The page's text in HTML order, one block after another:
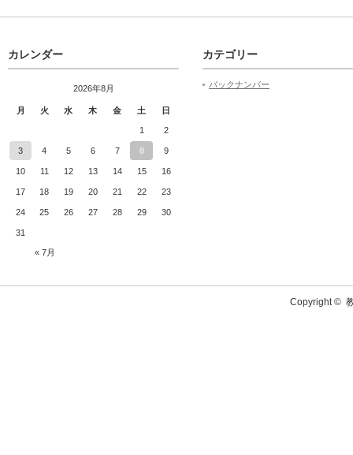
カレンダー
2026年8月
月 火 水 木 金 土 日
« 7月
1 2
3 4 5 6 7 8 9
10 11 12 13 14 15 16
17 18 19 20 21 22 23
24 25 26 27 28 29 30
31
カテゴリー
バックナンバー
Copyright ©